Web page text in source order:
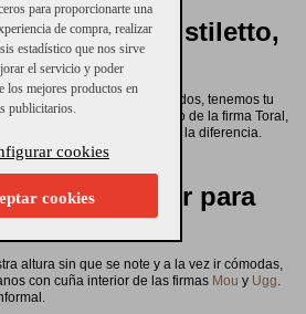
fino estilo stiletto,
más elegantes y sofisticados, tenemos tu
de tacón fino estilo stiletto de la firma Toral,
o pedrería que marcan la diferencia.
para mujer para
altura sin que se note y a la vez ir cómodas,
con cuña interior de las firmas Mou y Ugg.
para proporcionarte una
de compra, realizar
estadístico que nos sirve
el servicio y poder
los mejores productos en
publicitarios.
cookies
cookies